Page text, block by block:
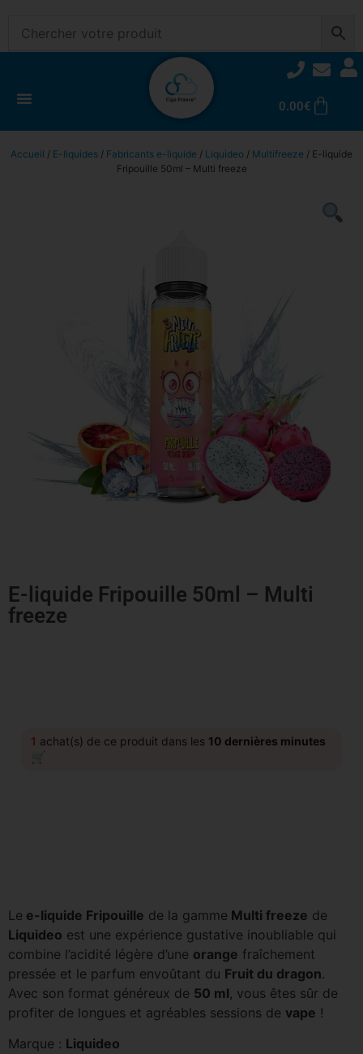
0.00€
Accueil / E-liquides / Fabricants e-liquide / Liquideo / Multifreeze / E-liquide
Fripouille 50ml – Multi freeze
E-liquide Fripouille 50ml – Multi
freeze
1 achat(s) de ce produit dans les 10 dernières minutes
🛒
Le e-liquide Fripouille de la gamme Multi freeze de
Liquideo est une expérience gustative inoubliable qui
combine l’acidité légère d’une orange fraîchement
pressée et le parfum envoûtant du Fruit du dragon.
Avec son format généreux de 50 ml, vous êtes sûr de
profiter de longues et agréables sessions de vape !
Marque : Liquideo